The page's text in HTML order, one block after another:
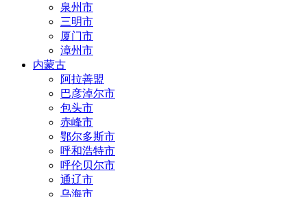
泉州市
三明市
厦门市
漳州市
内蒙古
阿拉善盟
巴彦淖尔市
包头市
赤峰市
鄂尔多斯市
呼和浩特市
呼伦贝尔市
通辽市
乌海市